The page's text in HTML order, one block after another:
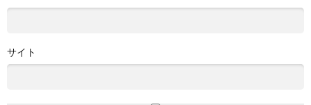
サイト